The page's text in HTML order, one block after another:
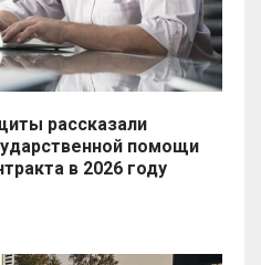
рассказали
помощи
в 2026 году